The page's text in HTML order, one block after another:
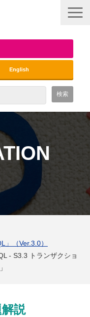
English
ト
（Ver.3.0）
- S3.3 トランザクショ
説